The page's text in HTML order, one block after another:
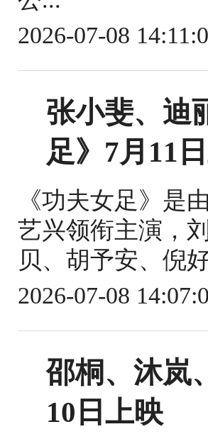
2026-07-08
张小斐、迪
足》7月11
《功夫女足》是
艺兴领衔主演，
贝、胡予安、倪
2026-07-08
邵桐、沐岚
10日上映